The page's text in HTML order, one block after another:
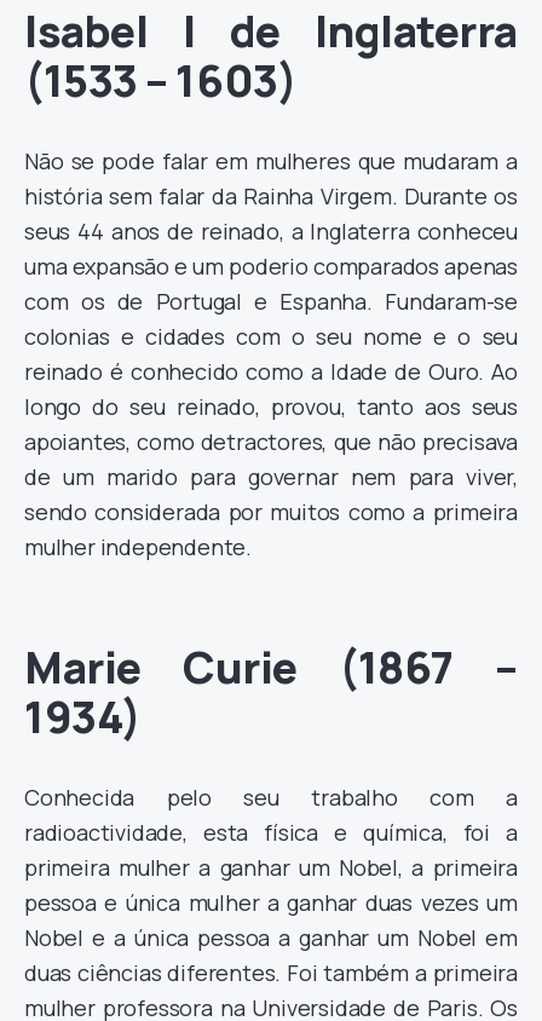
Isabel I de Inglaterra
(1533 – 1603)
Não se pode falar em mulheres que mudaram a
história sem falar da Rainha Virgem. Durante os
seus 44 anos de reinado, a Inglaterra conheceu
uma expansão e um poderio comparados apenas
com os de Portugal e Espanha. Fundaram-se
colonias e cidades com o seu nome e o seu
reinado é conhecido como a Idade de Ouro. Ao
longo do seu reinado, provou, tanto aos seus
apoiantes, como detractores, que não precisava
de um marido para governar nem para viver,
sendo considerada por muitos como a primeira
mulher independente.
Marie Curie (1867 –
1934)
Conhecida pelo seu trabalho com a
radioactividade, esta física e química, foi a
primeira mulher a ganhar um Nobel, a primeira
pessoa e única mulher a ganhar duas vezes um
Nobel e a única pessoa a ganhar um Nobel em
duas ciências diferentes. Foi também a primeira
mulher professora na Universidade de Paris. Os